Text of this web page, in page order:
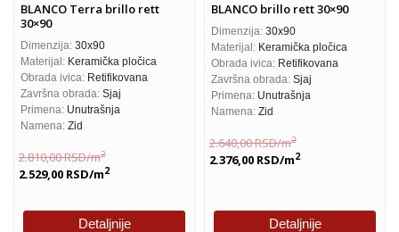
BLANCO Terra brillo rett
30×90
Dimenzija: 30x90
Materijal: Keramička pločica
Obrada ivica: Retifikovana
Završna obrada: Sjaj
Primena: Unutrašnja
Namena: Zid
2.810,00RSD/m2
2.529,00 RSD/m2
Detaljnije
BLANCO brillo rett 30×90
Dimenzija: 30x90
Materijal: Keramička pločica
Obrada ivica: Retifikovana
Završna obrada: Sjaj
Primena: Unutrašnja
Namena: Zid
2.640,00RSD/m2
2.376,00 RSD/m2
Detaljnije